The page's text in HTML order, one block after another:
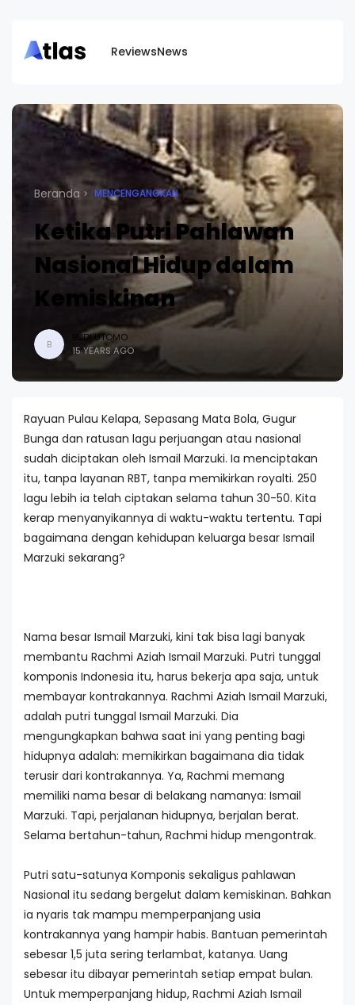
ReviewsNews
Beranda MENCENGANGKAN
Ketika Putri Pahlawan
Nasional Hidup dalam
Kemiskinan
B
BUDI UTOMO
15 YEARS AGO
Rayuan Pulau Kelapa, Sepasang Mata Bola, Gugur
Bunga dan ratusan lagu perjuangan atau nasional
sudah diciptakan oleh Ismail Marzuki. Ia menciptakan
itu, tanpa layanan RBT, tanpa memikirkan royalti. 250
lagu lebih ia telah ciptakan selama tahun 30-50. Kita
kerap menyanyikannya di waktu-waktu tertentu. Tapi
bagaimana dengan kehidupan keluarga besar Ismail
Marzuki sekarang?
Nama besar Ismail Marzuki, kini tak bisa lagi banyak
membantu Rachmi Aziah Ismail Marzuki. Putri tunggal
komponis Indonesia itu, harus bekerja apa saja, untuk
membayar kontrakannya. Rachmi Aziah Ismail Marzuki,
adalah putri tunggal Ismail Marzuki. Dia
mengungkapkan bahwa saat ini yang penting bagi
hidupnya adalah: memikirkan bagaimana dia tidak
terusir dari kontrakannya. Ya, Rachmi memang
memiliki nama besar di belakang namanya: Ismail
Marzuki. Tapi, perjalanan hidupnya, berjalan berat.
Selama bertahun-tahun, Rachmi hidup mengontrak.
Putri satu-satunya Komponis sekaligus pahlawan
Nasional itu sedang bergelut dalam kemiskinan. Bahkan
ia nyaris tak mampu memperpanjang usia
kontrakannya yang hampir habis. Bantuan pemerintah
sebesar 1,5 juta sering terlambat, katanya. Uang
sebesar itu dibayar pemerintah setiap empat bulan.
Untuk memperpanjang hidup, Rachmi Aziah Ismail